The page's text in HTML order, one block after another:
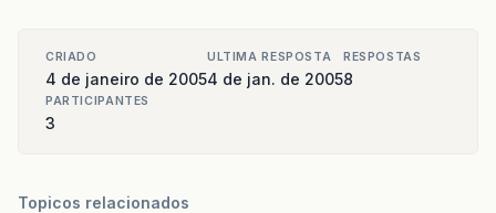
CRIADO
4 de janeiro de 2005
ULTIMA RESPOSTA
4 de jan. de 2005
RESPOSTAS
8
PARTICIPANTES
3
Topicos relacionados